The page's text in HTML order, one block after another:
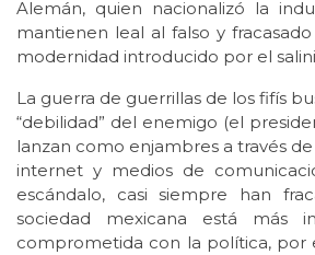
Alemán, quien nacionalizó la
mantienen leal al falso y
modernidad introducido por el
La guerra de guerrillas de los fifís
“debilidad” del enemigo (el
lanzan como enjambres a través de
internet y medios de
escándalo, casi siempre han
sociedad mexicana está más
comprometida con la política, por